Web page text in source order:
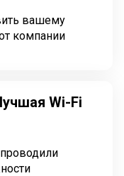
вашему
компании
Wi-Fi